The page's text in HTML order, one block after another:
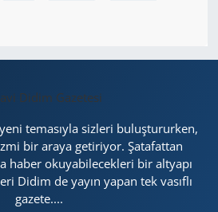
temasıyla sizleri buluştururken,
bir araya getiriyor. Şatafattan
haber okuyabilecekleri bir altyapı
Didim de yayın yapan tek vasıflı
gazete....